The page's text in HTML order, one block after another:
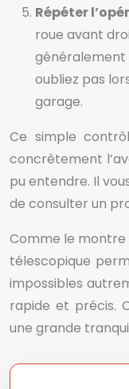
Répéter
roue avant
généralement
oubliez pas
garage.
Ce simple
concrètement
pu entendre. Il
de consulter un
Comme le montre
télescopique
impossibles
rapide et précis.
une grande